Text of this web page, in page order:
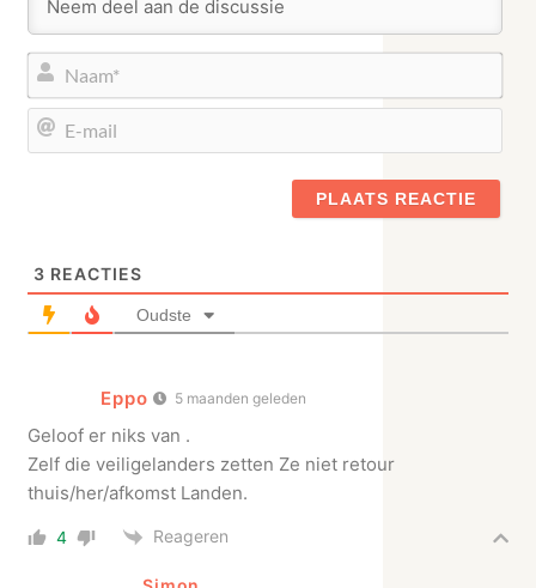
3 REACTIES
Oudste
Eppo 5 maanden geleden
Geloof er niks van .
Zelf die veiligelanders zetten Ze niet retour
thuis/her/afkomst Landen.
4 Reageren